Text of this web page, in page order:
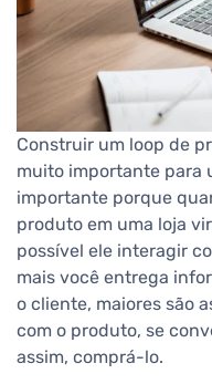
Construir um loop de
muito importante para
importante porque
produto em uma loja
possível ele interagir
mais você entrega
o cliente, maiores são
com o produto, se
assim, comprá-lo.